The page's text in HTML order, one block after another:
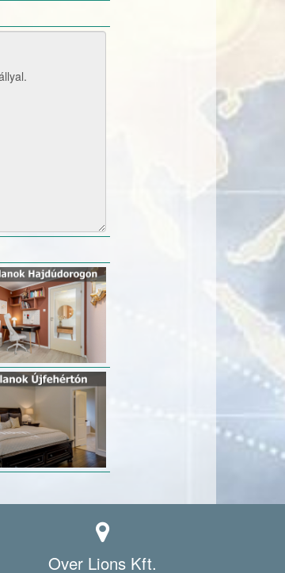
Over Lions Kft.